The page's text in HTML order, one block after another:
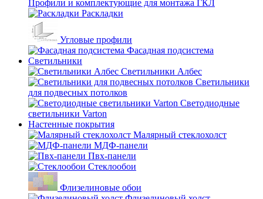
Профили и комплектующие для монтажа ГКЛ
Раскладки
Угловые профили
Фасадная подсистема
Светильники
Светильники Албес
Светильники
для подвесных потолков
Светодиодные
светильники Varton
Настенные покрытия
Малярный стеклохолст
МДФ-панели
Пвх-панели
Стеклообои
Флизелиновые обои